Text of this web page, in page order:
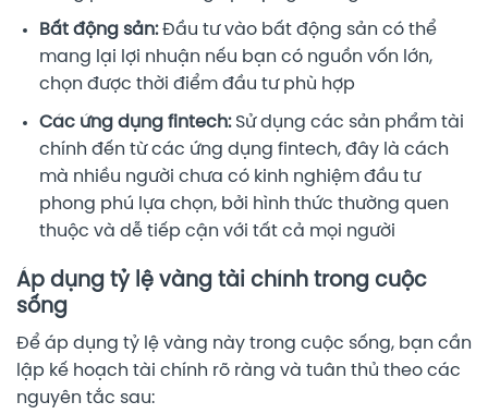
Bất động sản:Đầu tư vào bất động sản có thể
mang lại lợi nhuận nếu bạn có nguồn vốn lớn,
chọn được thời điểm đầu tư phù hợp
Các ứng dụng fintech:Sử dụng các sản phẩm tài
chính đến từ các ứng dụng fintech, đây là cách
mà nhiều người chưa có kinh nghiệm đầu tư
phong phú lựa chọn, bởi hình thức thường quen
thuộc và dễ tiếp cận với tất cả mọi người
Áp dụng tỷ lệ vàng tài chính trong cuộc
sống
Để áp dụng tỷ lệ vàng này trong cuộc sống, bạn cần
lập kế hoạch tài chính rõ ràng và tuân thủ theo các
nguyên tắc sau: